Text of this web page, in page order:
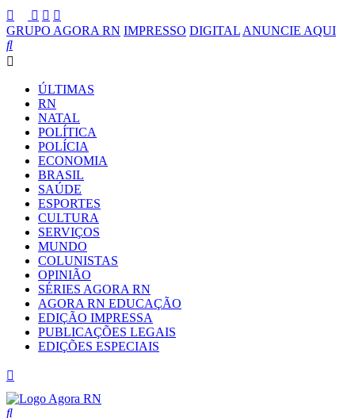
GRUPO AGORA RN IMPRESSO DIGITAL ANUNCIE AQUI
ÚLTIMAS
RN
NATAL
POLÍTICA
POLÍCIA
ECONOMIA
BRASIL
SAÚDE
ESPORTES
CULTURA
SERVIÇOS
MUNDO
COLUNISTAS
OPINIÃO
SÉRIES AGORA RN
AGORA RN EDUCAÇÃO
EDIÇÃO IMPRESSA
PUBLICAÇÕES LEGAIS
EDIÇÕES ESPECIAIS